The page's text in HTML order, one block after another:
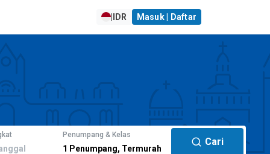
| IDR Masuk | Daftar
Penumpang & Kelas
1 Penumpang, Termurah
Cari